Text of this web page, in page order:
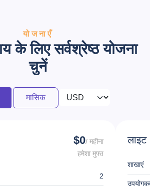
योजनाएँ
के लिए सर्वश्रेष्ठ योजना
चुनें
मासिक
$0/ महीना
हमेशा मुफ्त
2
लाइट
शाखाएं